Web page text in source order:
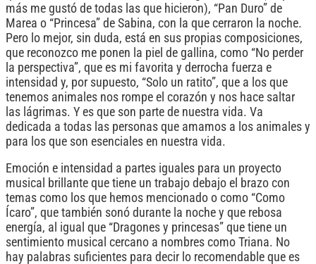
más me gustó de todas las que hicieron), “Pan Duro” de
Marea o “Princesa” de Sabina, con la que cerraron la noche.
Pero lo mejor, sin duda, está en sus propias composiciones,
que reconozco me ponen la piel de gallina, como “No perder
la perspectiva”, que es mi favorita y derrocha fuerza e
intensidad y, por supuesto, “Solo un ratito”, que a los que
tenemos animales nos rompe el corazón y nos hace saltar
las lágrimas. Y es que son parte de nuestra vida. Va
dedicada a todas las personas que amamos a los animales y
para los que son esenciales en nuestra vida.
Emoción e intensidad a partes iguales para un proyecto
musical brillante que tiene un trabajo debajo el brazo con
temas como los que hemos mencionado o como “Como
Ícaro”, que también sonó durante la noche y que rebosa
energía, al igual que “Dragones y princesas” que tiene un
sentimiento musical cercano a nombres como Triana. No
hay palabras suficientes para decir lo recomendable que es